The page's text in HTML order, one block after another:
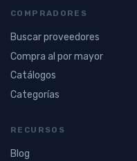
COMPRADORES
Buscar proveedores
Compra al por mayor
Catálogos
Categorías
RECURSOS
Blog